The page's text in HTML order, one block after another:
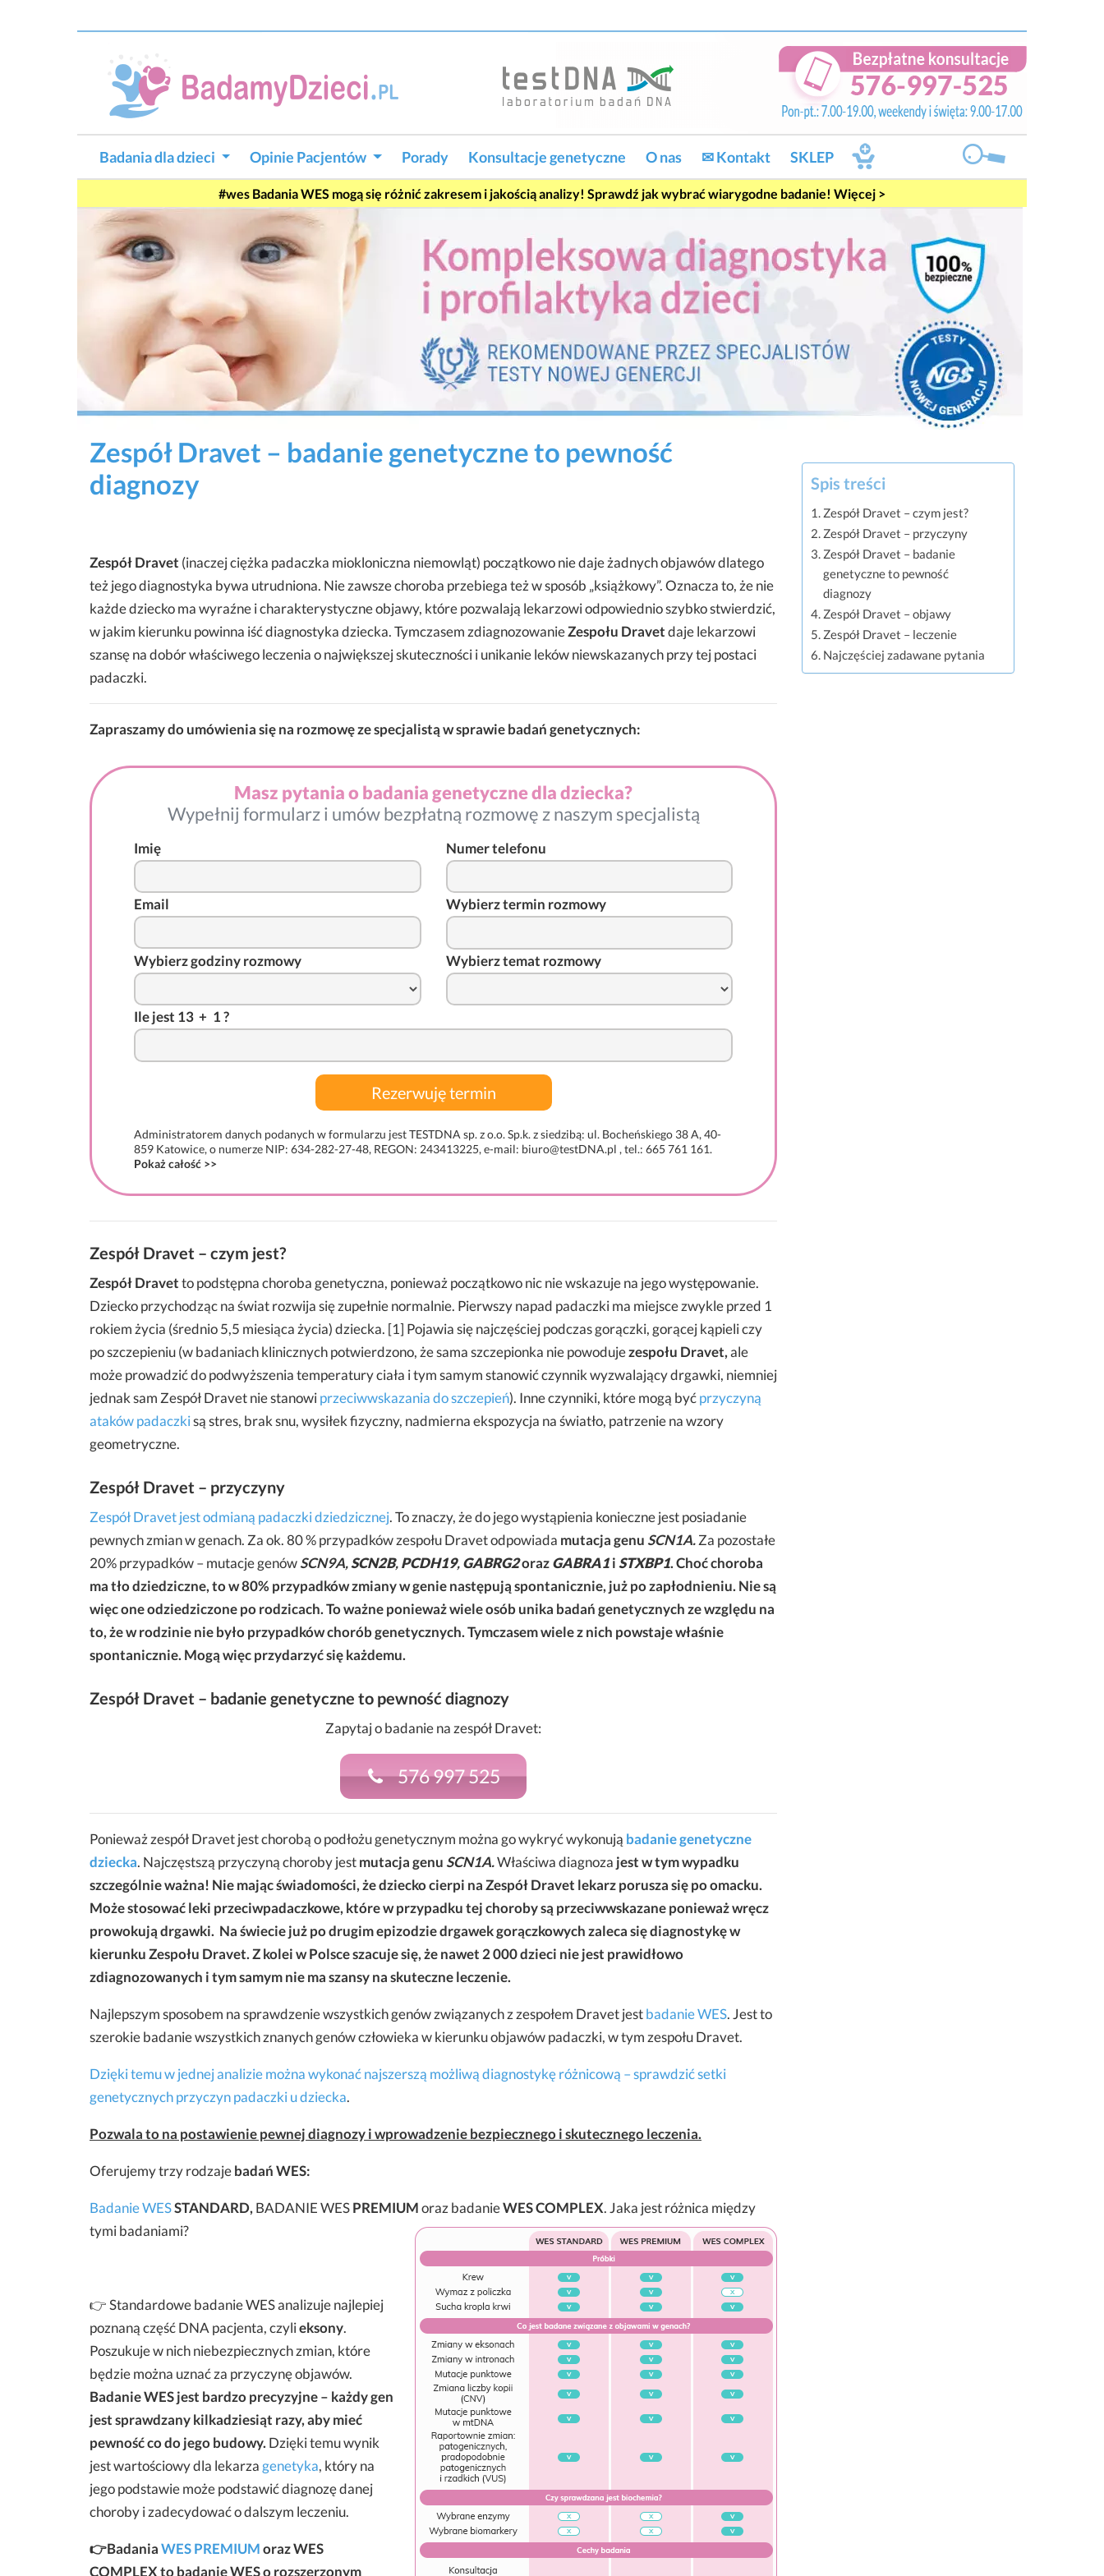
Badania dla dzieci Opinie Pacjentów Porady Konsultacje genetyczne O nas ✉ Kontakt SKLEP
Badania WES mogą się różnić zakresem i jakością analizy! Sprawdź jak wybrać wiarygodne badanie! Więcej >
Zespół Dravet – badanie genetyczne to pewność
diagnozy
Zespół Dravet (inaczej ciężka padaczka miokloniczna niemowląt) początkowo nie daje żadnych objawów dlatego
też jego diagnostyka bywa utrudniona. Nie zawsze choroba przebiega też w sposób „książkowy”. Oznacza to, że nie
każde dziecko ma wyraźne i charakterystyczne objawy, które pozwalają lekarzowi odpowiednio szybko stwierdzić,
w jakim kierunku powinna iść diagnostyka dziecka. Tymczasem zdiagnozowanieZespołu Dravetdaje lekarzowi
szansę na dobór właściwego leczenia o największej skuteczności i unikanie leków niewskazanych przy tej postaci
padaczki.
Zapraszamy do umówienia się na rozmowę ze specjalistą w sprawie badań genetycznych:
Masz pytania o badania genetyczne dla dziecka?
Wypełnij formularz i umów bezpłatną rozmowę z naszym specjalistą
Imię Numer telefonu
Email Wybierz termin rozmowy
Wybierz godziny rozmowy Wybierz temat rozmowy
Ile jest 13 + 1 ?
Administratorem danych podanych w formularzu jest TESTDNA sp. z o.o. Sp.k. z siedzibą: ul. Bocheńskiego 38 A, 40-
859 Katowice, o numerze NIP: 634-282-27-48, REGON: 243413225, e-mail: biuro@testDNA.pl , tel.: 665 761 161.
Pokaż całość >>
Zespół Dravet – czym jest?
Zespół Dravetto podstępna choroba genetyczna, ponieważ początkowo nic nie wskazuje na jego występowanie.
Dziecko przychodząc na świat rozwija się zupełnie normalnie. Pierwszy napad padaczki ma miejsce zwykle przed 1
rokiem życia (średnio 5,5 miesiąca życia) dziecka. [1] Pojawia się najczęściej podczas gorączki, gorącej kąpieli czy
po szczepieniu (w badaniach klinicznych potwierdzono, że sama szczepionka nie powodujezespołu Dravet,ale
może prowadzić do podwyższenia temperatury ciała i tym samym stanowić czynnik wyzwalający drgawki, niemniej
jednak sam Zespół Dravet nie stanowiprzeciwwskazania do szczepień). Inne czynniki, które mogą byćprzyczyną
ataków padaczkisą stres, brak snu, wysiłek fizyczny, nadmierna ekspozycja na światło, patrzenie na wzory
geometryczne.
Zespół Dravet – przyczyny
Zespół Dravet jest odmianą padaczki dziedzicznej. To znaczy, że do jego wystąpienia konieczne jest posiadanie
pewnych zmian w genach. Za ok. 80 % przypadków zespołu Dravet odpowiada mutacja genu SCN1A.Za pozostałe
20% przypadków – mutacje genówSCN9A,SCN2B,PCDH19,GABRG2orazGABRA1iSTXBP1. Choć choroba
ma tło dziedziczne, to w 80% przypadków zmiany w genie następują spontanicznie, już po zapłodnieniu. Nie są
więc one odziedziczone po rodzicach. To ważne ponieważ wiele osób unika badań genetycznych ze względu na
to, że w rodzinie nie było przypadków chorób genetycznych. Tymczasem wiele z nich powstaje właśnie
spontanicznie. Mogą więc przydarzyć się każdemu.
Zespół Dravet – badanie genetyczne to pewność diagnozy
Zapytaj o badanie na zespół Dravet:
576 997 525
Ponieważ zespół Dravet jest chorobą o podłożu genetycznym można go wykryć wykonują badanie genetyczne
dziecka. Najczęstszą przyczyną choroby jestmutacja genu SCN1A.Właściwa diagnoza jest w tym wypadku
szczególnie ważna! Nie mając świadomości, że dziecko cierpi na Zespół Dravet lekarz porusza się po omacku.
Może stosować leki przeciwpadaczkowe, które w przypadku tej choroby są przeciwwskazane ponieważ wręcz
prowokują drgawki. Na świecie już po drugim epizodzie drgawek gorączkowych zaleca się diagnostykę w
kierunku Zespołu Dravet. Z kolei w Polsce szacuje się, że nawet 2 000 dzieci nie jest prawidłowo
zdiagnozowanych i tym samym nie ma szansy na skuteczne leczenie.
Najlepszym sposobem na sprawdzenie wszystkich genów związanych z zespołem Dravet jestbadanie WES. Jest to
szerokie badanie wszystkich znanych genów człowieka w kierunku objawów padaczki, w tym zespołu Dravet.
Dzięki temu w jednej analizie można wykonać najszerszą możliwą diagnostykę różnicową – sprawdzić setki
genetycznych przyczyn padaczki u dziecka.
Pozwala to na postawienie pewnej diagnozy i wprowadzenie bezpiecznego i skutecznego leczenia.
Oferujemy trzy rodzajebadań WES:
Badanie WESSTANDARD, BADANIE WESPREMIUMoraz badanieWES COMPLEX. Jaka jest różnica między
tymi badaniami?
👉 Standardowe badanie WES analizuje najlepiej
poznaną część DNA pacjenta, czylieksony.
Poszukuje w nich niebezpiecznych zmian, które
będzie można uznać za przyczynę objawów.
Badanie WES jest bardzo precyzyjne – każdy gen
jest sprawdzany kilkadziesiąt razy, aby mieć
pewność co do jego budowy. Dzięki temu wynik
jest wartościowy dla lekarza genetyka, który na
jego podstawie może podstawić diagnozę danej
choroby i zadecydować o dalszym leczeniu.
👉BadaniaWES PREMIUMoraz WES
COMPLEX to badanie WES o rozszerzonym
Spis treści
Zespół Dravet – czym jest?
Zespół Dravet – przyczyny
Zespół Dravet – badanie
genetyczne to pewność
diagnozy
Zespół Dravet – objawy
Zespół Dravet – leczenie
Najczęściej zadawane pytania